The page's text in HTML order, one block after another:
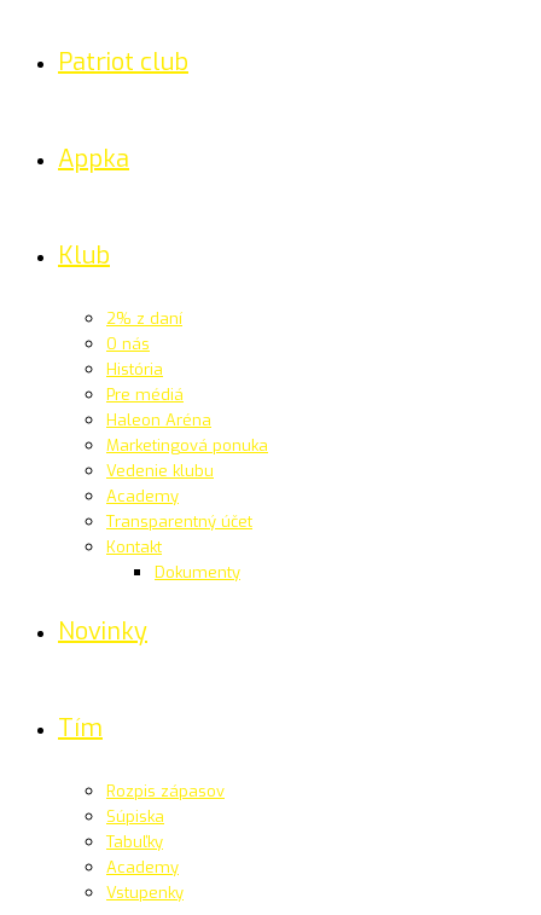
Patriot club
Appka
Klub
2% z daní
O nás
História
Pre médiá
Haleon Aréna
Marketingová ponuka
Vedenie klubu
Academy
Transparentný účet
Kontakt
Dokumenty
Novinky
Tím
Rozpis zápasov
Súpiska
Tabuľky
Academy
Vstupenky